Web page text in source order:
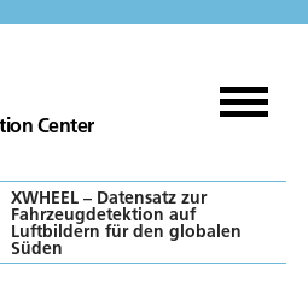
Center
XWHEEL – Datensatz zur
Fahrzeugdetektion auf
Luftbildern für den globalen
Süden